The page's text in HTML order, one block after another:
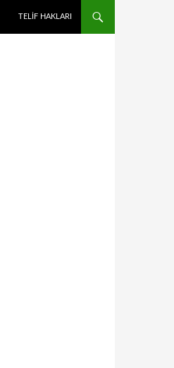
TELIF HAKLARI